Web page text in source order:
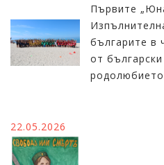
Първите
българите в
от
22.05.2026